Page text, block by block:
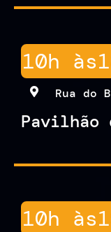
10h às
Rua do
Pavilhão
10h às